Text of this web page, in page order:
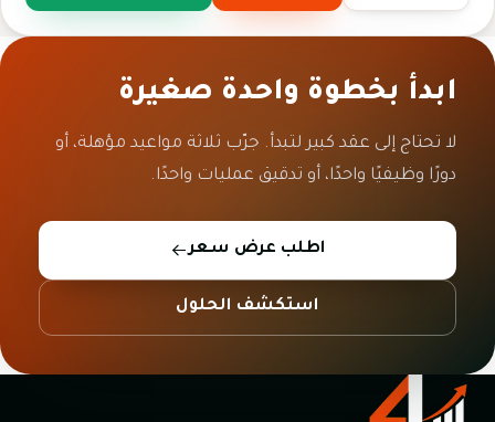
ابدأ بخطوة واحدة صغيرة
لا تحتاج إلى عقد كبير لتبدأ. جرّب ثلاثة مواعيد مؤهلة، أو
دورًا وظيفيًا واحدًا، أو تدقيق عمليات واحدًا.
اطلب عرض سعر
استكشف الحلول